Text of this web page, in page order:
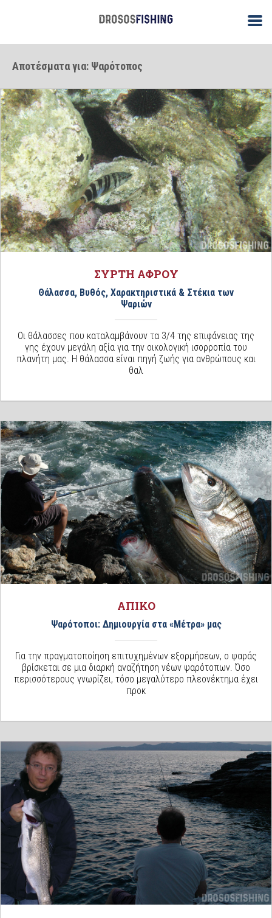
Αποτέσματα για: Ψαρότοπος
ΣΥΡΤΗ ΑΦΡΟΥ
Θάλασσα, Βυθός, Χαρακτηριστικά & Στέκια των
Ψαριών
Οι θάλασσες που καταλαμβάνουν τα 3/4 της επιφάνειας της
γης έχουν μεγάλη αξία για την οικολογική ισορροπία του
πλανήτη μας. Η θάλασσα είναι πηγή ζωής για ανθρώπους και
θαλ
ΑΠΙΚΟ
Ψαρότοποι: Δημιουργία στα «Μέτρα» μας
Για την πραγματοποίηση επιτυχημένων εξορμήσεων, ο ψαράς
βρίσκεται σε μια διαρκή αναζήτηση νέων ψαρότοπων. Όσο
περισσότερους γνωρίζει, τόσο μεγαλύτερο πλεονέκτημα έχει
προκ